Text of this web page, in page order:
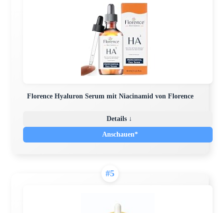
Florence Hyaluron Serum mit Niacinamid von Florence
Details ↓
Anschauen*
#5